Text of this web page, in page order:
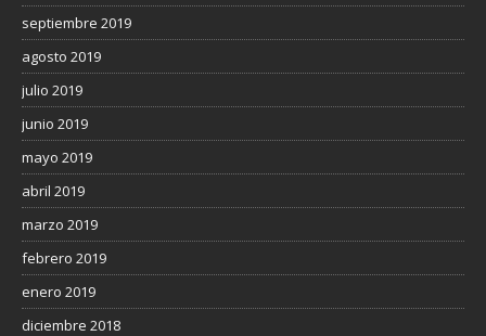
septiembre 2019
agosto 2019
julio 2019
junio 2019
mayo 2019
abril 2019
marzo 2019
febrero 2019
enero 2019
diciembre 2018